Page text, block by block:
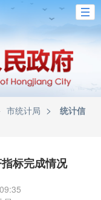
市统计局 >
统计信
标完成情况